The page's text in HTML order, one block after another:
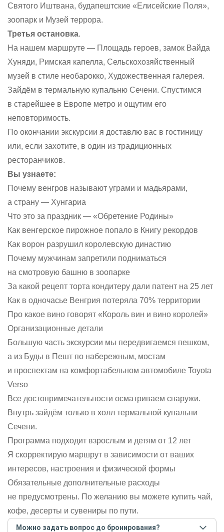
Святого Иштвана, будапештские «Елисейские Поля»,
зоопарк и Музей террора.
Третья остановка.
На нашем маршруте — Площадь героев, замок Вайда
Хуняди, Римская капелла, Сельскохозяйственный
музей в стиле необарокко, Художественная галерея.
Зайдём в термальную купальню Сечени. Спустимся
в старейшее в Европе метро и ощутим его
неповторимость.
По окончании экскурсии я доставлю вас в гостиницу
или, если захотите, в один из традиционных
ресторанчиков.
Вы узнаете:
Почему венгров называют уграми и мадьярами,
а страну — Хунгариа
Что это за праздник — «Обретение Родины»
Как венгерское пирожное попало в Книгу рекордов
Как ворон разрушил королевскую династию
Почему мужчинам запретили подниматься
на смотровую башню в зоопарке
За какой рецепт торта кондитеру дали патент на 25 лет
Как в одночасье Венгрия потеряла 70% территории
Про какое вино говорят «Король вин и вино королей»
Организационные детали
Большую часть экскурсии мы передвигаемся пешком,
а из Буды в Пешт по набережным, мостам
и проспектам на комфортабельном автомобиле Toyota
Verso
Все достопримечательности осматриваем снаружи.
Внутрь зайдём только в холл термальной купальни
Сечени.
Программа подходит взрослым и детям от 12 лет
Я скорректирую маршрут в зависимости от ваших
интересов, настроения и физической формы
Обязательные дополнительные расходы
не предусмотрены. По желанию вы можете купить чай,
кофе, десерты и сувениры по пути.
Можно задать вопрос до бронирования?